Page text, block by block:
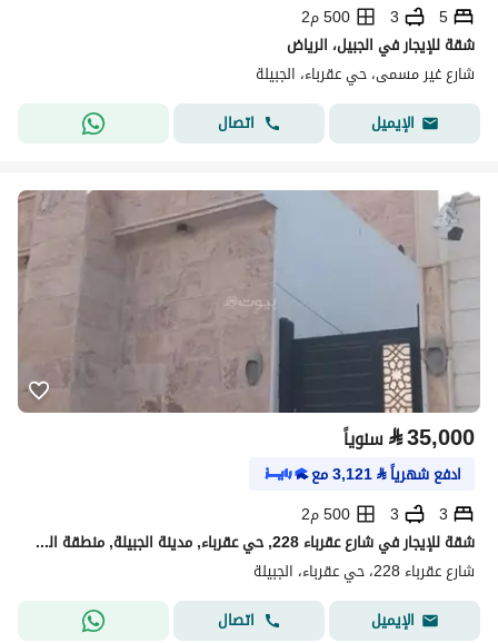
5
3
500 م2
شقة للإيجار في الجبيل، الرياض
شارع غير مسمى، حي عقرباء، الجبيلة
الإيميل
اتصال
⃁35,000 سنوياً
ادفع شهرياً⃁
3,121مع
3
3
500 م2
شقة للإيجار في شارع عقرباء 228, حي عقرباء, مدينة الجبيلة, منطقة الرياض
شارع عقرباء 228، حي عقرباء، الجبيلة
الإيميل
اتصال